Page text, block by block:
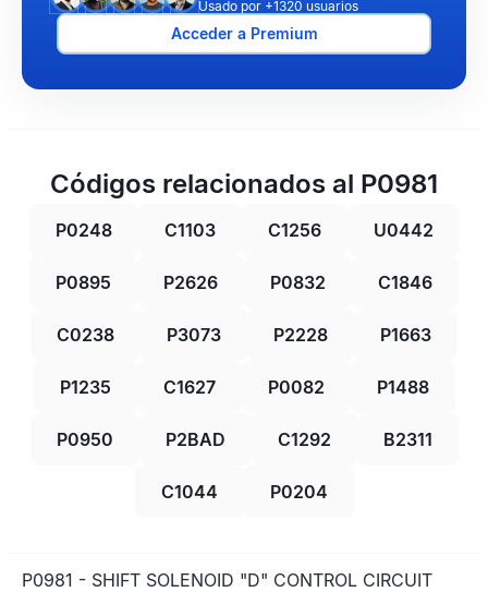
Usado por +1320 usuarios
Acceder a Premium
Códigos relacionados al P0981
P0248 C1103 C1256 U0442
P0895 P2626 P0832 C1846
C0238 P3073 P2228 P1663
P1235 C1627 P0082 P1488
P0950 P2BAD C1292 B2311
C1044 P0204
P0981 - SHIFT SOLENOID "D" CONTROL CIRCUIT